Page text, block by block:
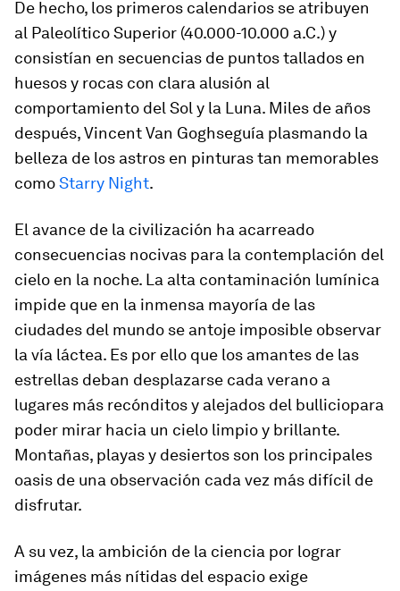
De hecho, los primeros calendarios se atribuyen
al Paleolítico Superior (40.000-10.000 a.C.) y
consistían en secuencias de puntos tallados en
huesos y rocas con clara alusión al
comportamiento del Sol y la Luna. Miles de años
después, Vincent Van Goghseguía plasmando la
belleza de los astros en pinturas tan memorables
comoStarry Night.
El avance de la civilización ha acarreado
consecuencias nocivas para la contemplación del
cielo en la noche. La alta contaminación lumínica
impide que en la inmensa mayoría de las
ciudades del mundo se antoje imposible observar
la vía láctea. Es por ello que los amantes de las
estrellas deban desplazarse cada verano a
lugares más recónditos y alejados del bulliciopara
poder mirar hacia un cielo limpio y brillante.
Montañas, playas y desiertos son los principales
oasis de una observación cada vez más difícil de
disfrutar.
A su vez, la ambición de la ciencia por lograr
imágenes más nítidas del espacio exige